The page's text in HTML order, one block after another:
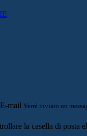
E-mail Verrà inviato un
la casella di posta